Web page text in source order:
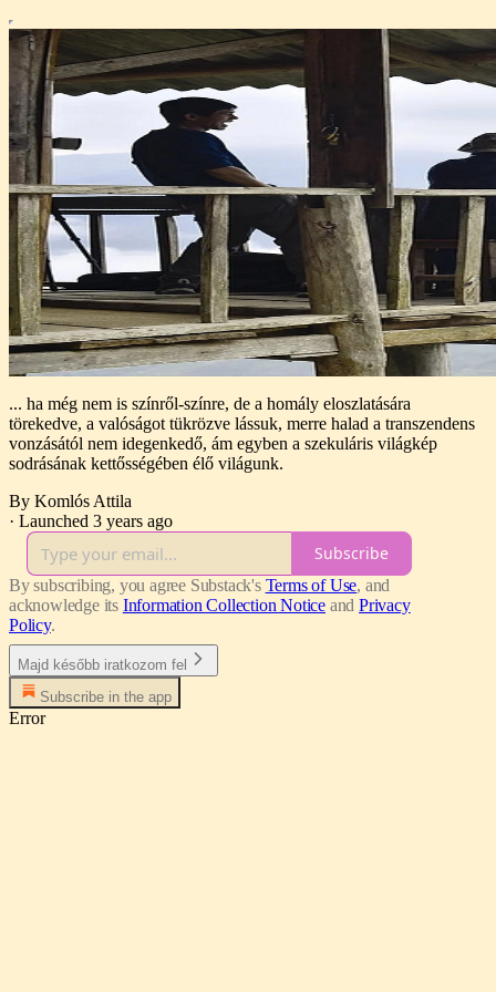
... ha még nem is színről-színre, de a homály eloszlatására
törekedve, a valóságot tükrözve lássuk, merre halad a transzendens
vonzásától nem idegenkedő, ám egyben a szekuláris világkép
sodrásának kettősségében élő világunk.
By Komlós Attila
· Launched 3 years ago
Subscribe
By subscribing, you agree Substack's Terms of Use, and
acknowledge its Information Collection Notice and Privacy
Policy.
Majd később iratkozom fel
Subscribe in the app
Error